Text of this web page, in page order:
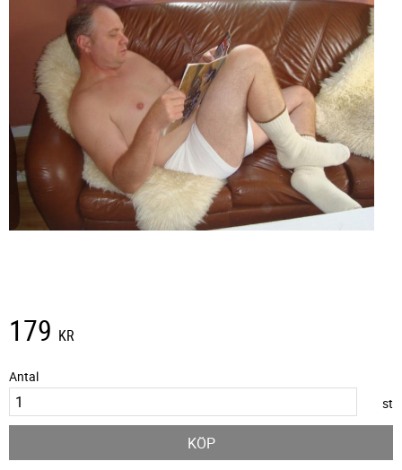
179 KR
Antal
st
KÖP